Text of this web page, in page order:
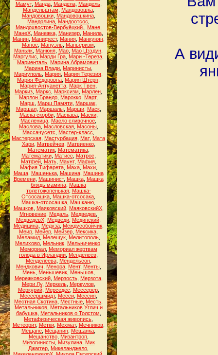
Мамут, Манда, Мандела, Мандель,
Мандельштам
Мандовошка,
Мандовошки, Мандовошкина,
Мандолина Мандоотсос
Мандохвостов-Вербуёцкий.
Мане,
МанеХ, Манежка, Манизер, Манила,
Манин, Манифест, Мания, Манкунян,
Манос
Мануэль, Маньеризм
Маньяк Манюня Мао Мао Цзэдун
Маргулис
Марди Гра Мари -Тереза
Мариенталь Марина Абрамович
Марина Влади Маринисты
Мариуполь Мария Мария Терезия
Мария Фёдоровна Мария Штерн
Мария-Антуанетта Марк Твен
Маркиз Маркс Марксизм Марлен
Марлон Брандо Марокко Март,
Марш
Марш Памяти Маршак
Маршал, Маршалы, Марши, Маск,
Маска скорби, Маскава, Маски,
Масленица Масло сливочное
Маслова, Масловская, Масоны,
Массачусетс
Мастер-класс
Мастерская Мастурбация Мат, Мата
Хари, Матвейчев, Матвиенко,
Математик, Математика,
Математики, Матисс Матрос
Матфей, Мать, Маунт, Мафия,
Мафия Тифарета, Маха, Махи,
Маша, Машенька, Машина, Машина
Времени, Машинист, Машка, Машка
блядь мамина Машка
толстожопенькая, Машка-
Отсосашка Машка-отсосака
Машка-отсосашка Машканю
Машков, Маяковский, МаяковскийХ,
Мгновение Медаль Медведев
МедведевХ Медведи Мединский
Медицина, Медуза, Междусобойчик,
Меир Мейер Мейзер Мексика
Меламид, Мелещук, Мелитополь,
Мелихово Мельник Мельниченко
Мемориал, Мемориал жертвам
голода в Ирландии Менделеев
Менделеева, Мендельсон,
Мендкович
Менора, Мент, Менты,
Мень, Меньшевик, Меньшов,
Мережковский, Мерзость, Мерзота,
Мери Лу, Меркель, Меркулов,
Меркурий, Мерседес Мессерер,
Мессершмидт, Месси, Мессия,
Местная Скотина Местные Месть
Метальников, Метальников Углич и
бабушка, Метальников о Толстом
Метафизическая живопись
Метеорит, Метки, Мехмат, Мечников,
Мещане Мещанин Мещанка
Мещанство, Мизантроп,
Мизогинисты, Мизулина, Мик
Джаггер Микеланджело
А